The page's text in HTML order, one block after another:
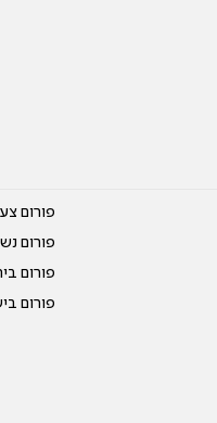
פורום
פורום
פורום
פורום